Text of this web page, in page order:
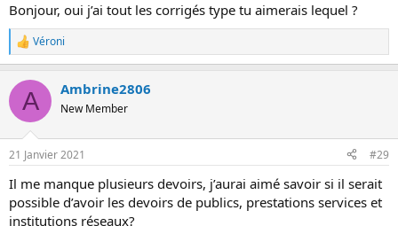
Bonjour, oui j’ai tout les corrigés type tu aimerais lequel ?
R
e
c
i
s
Véroni
A Ambrine2806
New Member
21 Janvier 2021 #29
Il me manque plusieurs devoirs, j’aurai aimé savoir si il serait
possible d’avoir les devoirs de publics, prestations services et
institutions réseaux?